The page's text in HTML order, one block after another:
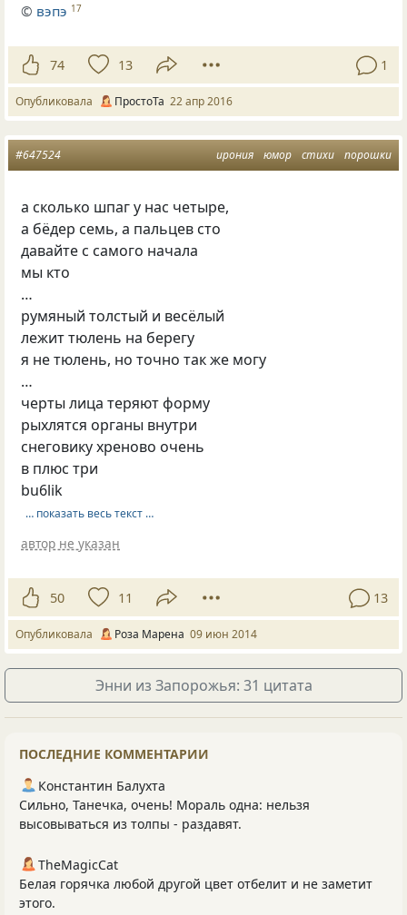
© вэпэ 17
74 13 1
Опубликовала ПростоТа 22 апр 2016
ирония юмор стихи порошки
#647524
а сколько шпаг у нас четыре,
а бёдер семь, а пальцев сто
давайте с самого начала
мы кто
…
румяный толстый и весёлый
лежит тюлень на берегу
я не тюлень, но точно так же могу
…
черты лица теряют форму
рыхлятся органы внутри
снеговику хреново очень
в плюс три
bu6lik
… показать весь текст …
автор не указан
50 11 13
Опубликовала Роза Марена 09 июн 2014
Энни из Запорожья: 31 цитата
ПОСЛЕДНИЕ КОММЕНТАРИИ
Константин Балухта
Сильно, Танечка, очень! Мораль одна: нельзя
высовываться из толпы - раздавят.
TheMagicCat
Белая горячка любой другой цвет отбелит и не заметит
этого.